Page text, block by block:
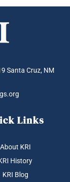
Santa Cruz, NM
Links
About KRI
History
KRI Blog